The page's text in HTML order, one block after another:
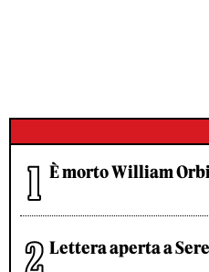
È morto William
Lettera aperta a